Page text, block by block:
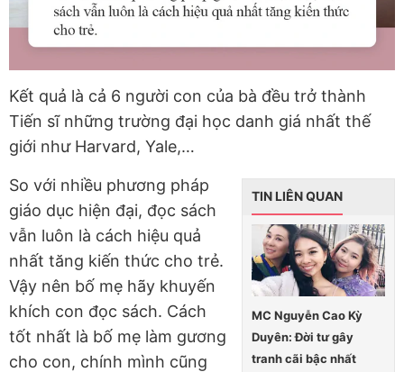
Kết quả là cả 6 người con của bà đều trở thành
Tiến sĩ những trường đại học danh giá nhất thế
giới như Harvard, Yale,…
TIN LIÊN QUAN
MC Nguyễn Cao Kỳ
Duyên: Đời tư gây
tranh cãi bậc nhất
So với nhiều phương pháp
giáo dục hiện đại, đọc sách
vẫn luôn là cách hiệu quả
nhất tăng kiến thức cho trẻ.
Vậy nên bố mẹ hãy khuyến
khích con đọc sách. Cách
tốt nhất là bố mẹ làm gương
cho con, chính mình cũng